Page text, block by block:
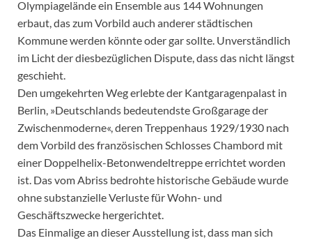
Olympiagelände ein Ensemble aus 144 Wohnungen
erbaut, das zum Vorbild auch anderer städtischen
Kommune werden könnte oder gar sollte. Unverständlich
im Licht der diesbezüglichen Dispute, dass das nicht längst
geschieht.
Den umgekehrten Weg erlebte der Kantgaragenpalast in
Berlin, »Deutschlands bedeutendste Großgarage der
Zwischenmoderne«, deren Treppenhaus 1929/1930 nach
dem Vorbild des französischen Schlosses Chambord mit
einer Doppelhelix-Betonwendeltreppe errichtet worden
ist. Das vom Abriss bedrohte historische Gebäude wurde
ohne substanzielle Verluste für Wohn- und
Geschäftszwecke hergerichtet.
Das Einmalige an dieser Ausstellung ist, dass man sich